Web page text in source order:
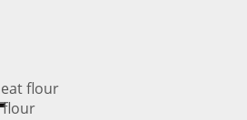
flour
flour